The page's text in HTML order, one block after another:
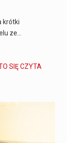
krótki
ze…
SIĘ CZYTA